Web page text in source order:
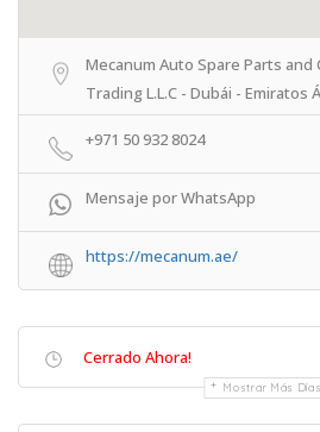
Mecanum Auto Spare Parts and
Trading L.L.C - Dubái - Emiratos
+971 50 932 8024
Mensaje por WhatsApp
https://mecanum.ae/
Cerrado Ahora!
Mostrar Más Días